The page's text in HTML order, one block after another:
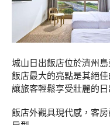
城山日出飯店位於濟州
飯店最大的亮點是其絕
讓旅客輕鬆享受壯麗的
飯店外觀具現代感，客